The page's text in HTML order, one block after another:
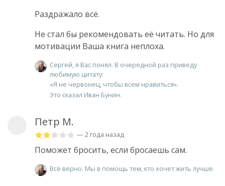
Раздражало всё.
Не стал бы рекомендовать её читать. Но для
мотивации Ваша книга неплоха.
Сергей, я Вас понял. В очередной раз приведу
любимую цитату:
«Я не червонец, чтобы всем нравиться».
Это сказал Иван Бунин.
Петр М.
— 2 года назад
Поможет бросить, если бросаешь сам.
Всё верно. Мы в помощь тем, кто хочет жить лучше.